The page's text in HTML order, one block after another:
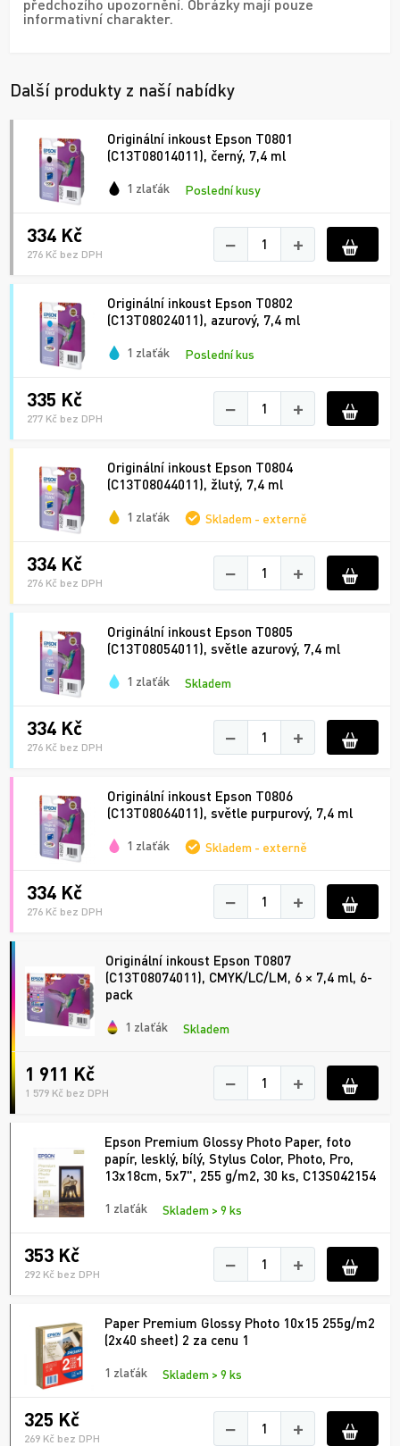
předchozího upozornění. Obrázky mají pouze
informativní charakter.
Další produkty z naší nabídky
Originální inkoust Epson T0801
(C13T08014011), černý, 7,4 ml
1 zlaťák Poslední kusy
334 Kč
276 Kč bez DPH − +
Originální inkoust Epson T0802
(C13T08024011), azurový, 7,4 ml
1 zlaťák Poslední kus
335 Kč
277 Kč bez DPH − +
Originální inkoust Epson T0804
(C13T08044011), žlutý, 7,4 ml
1 zlaťák Skladem - externě
334 Kč
276 Kč bez DPH − +
Originální inkoust Epson T0805
(C13T08054011), světle azurový, 7,4 ml
1 zlaťák Skladem
334 Kč
276 Kč bez DPH − +
Originální inkoust Epson T0806
(C13T08064011), světle purpurový, 7,4 ml
1 zlaťák Skladem - externě
334 Kč
276 Kč bez DPH − +
Originální inkoust Epson T0807
(C13T08074011), CMYK/LC/LM, 6 × 7,4 ml, 6-
pack
1 zlaťák Skladem
1 911 Kč
1 579 Kč bez DPH − +
Epson Premium Glossy Photo Paper, foto
papír, lesklý, bílý, Stylus Color, Photo, Pro,
13x18cm, 5x7", 255 g/m2, 30 ks, C13S042154
1 zlaťák Skladem > 9 ks
353 Kč
292 Kč bez DPH − +
Paper Premium Glossy Photo 10x15 255g/m2
(2x40 sheet) 2 za cenu 1
1 zlaťák Skladem > 9 ks
325 Kč
269 Kč bez DPH − +